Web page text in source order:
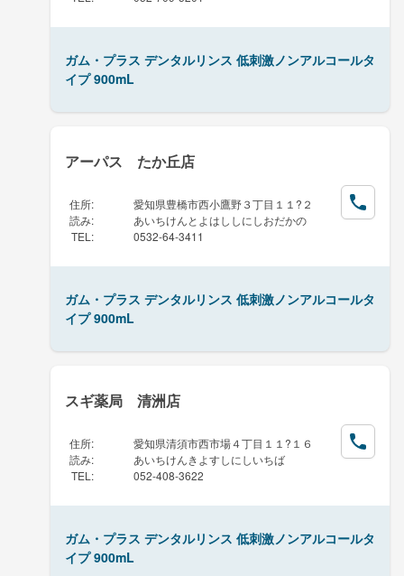
ガム・プラス デンタルリンス 低刺激ノンアルコールタ
イプ 900mL
アーパス たか丘店
住所:
愛知県豊橋市西小鷹野３丁目１１?２
読み:
あいちけんとよはししにしおだかの
TEL : 0532-64-3411
ガム・プラス デンタルリンス 低刺激ノンアルコールタ
イプ 900mL
スギ薬局 清洲店
住所:
愛知県清須市西市場４丁目１１?１６
読み:
あいちけんきよすしにしいちば
TEL : 052-408-3622
ガム・プラス デンタルリンス 低刺激ノンアルコールタ
イプ 900mL